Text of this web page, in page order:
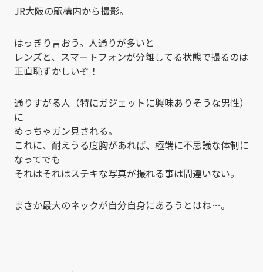
JR大阪の駅構内から撮影。
はっきり言おう。人通りが多いと
レンズと、スマートフォンが分離してる状態で撮るのは
正直恥ずかしいぞ！
通りすがる人（特にガジェットに興味ありそうな男性）
に
めっちゃガン見される。
これに、耐えうる度胸があれば、極端に不思議な体制に
なってでも
それはそれはステキな写真が撮れる事は間違いない。
まさか最大のネックが自分自身にあろうとはね…。